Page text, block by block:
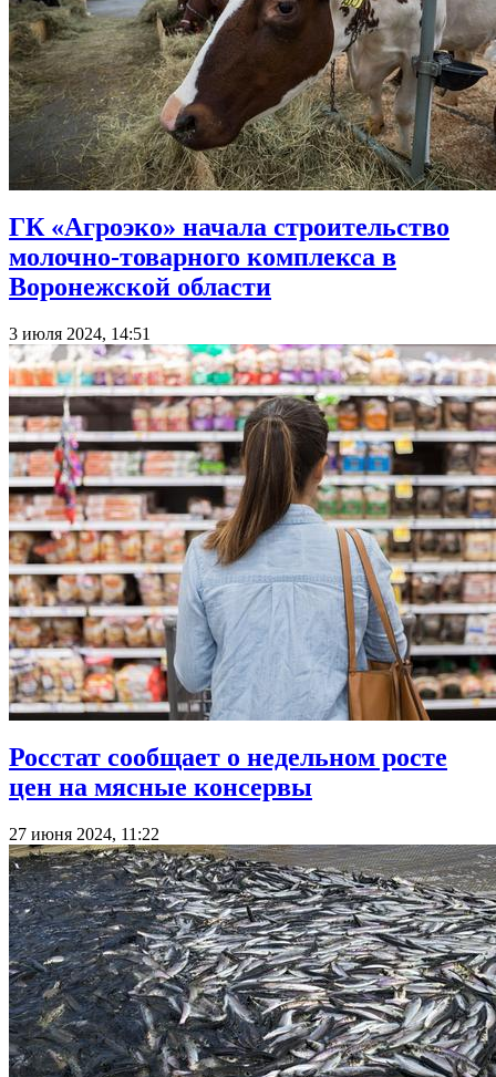
ГК «Агроэко» начала строительство
молочно-товарного комплекса в
Воронежской области
3 июля 2024, 14:51
Росстат сообщает о недельном росте
цен на мясные консервы
27 июня 2024, 11:22